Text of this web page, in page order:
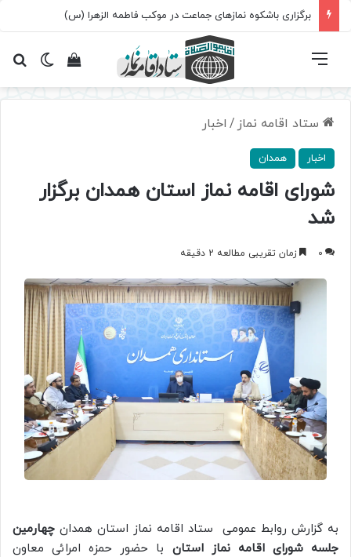
برگزاری باشکوه نمازهای جماعت در موکب فاطمه الزهرا (س)
تغییرمشاهده فهرست
ستاد اقامه نماز / اخبار
اخبار همدان
شورای اقامه نماز استان همدان برگزار
شد
0 زمان تقریبی مطالعه 2 دقیقه
به گزارش روابط عمومی ستاد اقامه نماز استان همدان چهارمین
جلسه شورای اقامه نماز استان با حضور حمزه امرائی معاون